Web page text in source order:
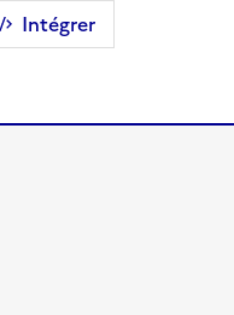
Intégrer